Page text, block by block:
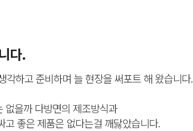
다.
각하고 준비하며 늘 현장을 써포트 해 왔습니다.
없을까 다방면의 제조방식과
좋은 제품은 없다는걸 깨닳았습니다.